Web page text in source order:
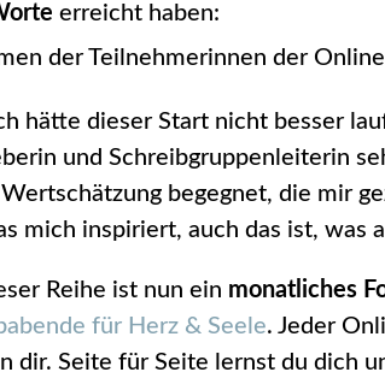
erreicht haben:
hätte dieser Start nicht besser
und Schreibgruppenleiterin
begegnet, die mir
mich inspiriert, auch das ist, was
Reihe ist nun ein monatliches
für Herz & Seele. Jeder
dir. Seite für Seite lernst du dich